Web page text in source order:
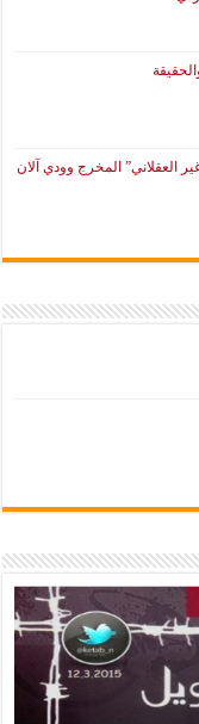
المخرج وودي آلان